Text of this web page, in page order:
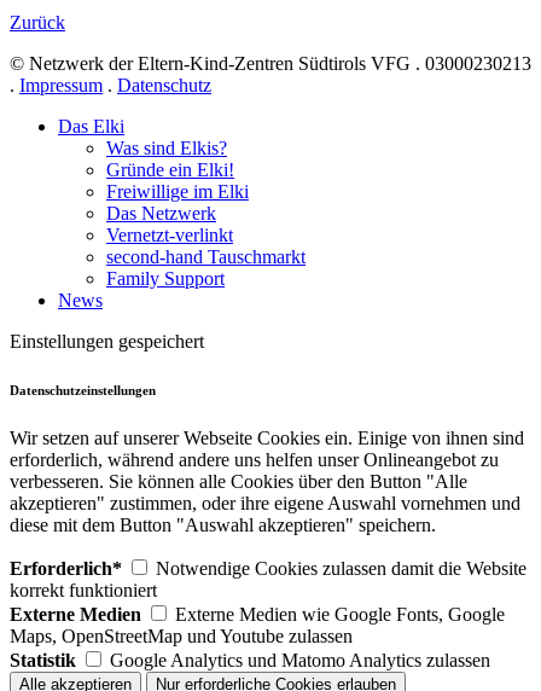
Zurück
© Netzwerk der Eltern-Kind-Zentren Südtirols VFG . 03000230213
. Impressum . Datenschutz
Das Elki
Was sind Elkis?
Gründe ein Elki!
Freiwillige im Elki
Das Netzwerk
Vernetzt-verlinkt
second-hand Tauschmarkt
Family Support
News
Einstellungen gespeichert
Datenschutzeinstellungen
Wir setzen auf unserer Webseite Cookies ein. Einige von ihnen sind
erforderlich, während andere uns helfen unser Onlineangebot zu
verbesseren. Sie können alle Cookies über den Button "Alle
akzeptieren" zustimmen, oder ihre eigene Auswahl vornehmen und
diese mit dem Button "Auswahl akzeptieren" speichern.
Erforderlich*
Notwendige Cookies zulassen damit die Website
korrekt funktioniert
Externe Medien
Externe Medien wie Google Fonts, Google
Maps, OpenStreetMap und Youtube zulassen
Statistik
Google Analytics und Matomo Analytics zulassen